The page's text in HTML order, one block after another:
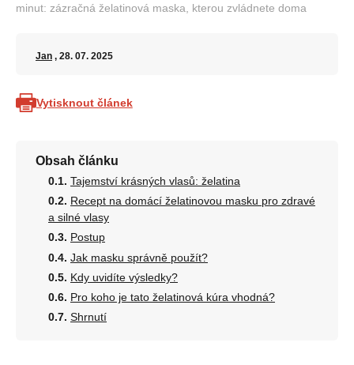
minut: zázračná želatinová maska, kterou zvládnete doma
Jan , 28. 07. 2025
Vytisknout článek
Obsah článku
Tajemství krásných vlasů: želatina
Recept na domácí želatinovou masku pro zdravé
a silné vlasy
Postup
Jak masku správně použít?
Kdy uvidíte výsledky?
Pro koho je tato želatinová kúra vhodná?
Shrnutí